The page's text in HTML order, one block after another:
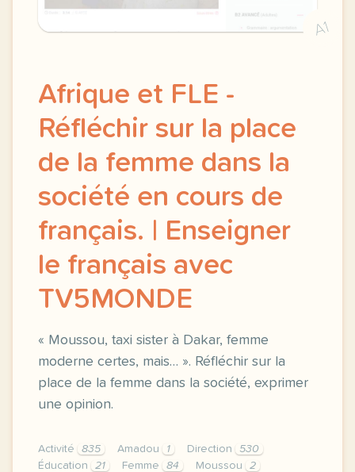
A1
Afrique et FLE -
Réfléchir sur la place
de la femme dans la
société en cours de
français. | Enseigner
le français avec
TV5MONDE
« Moussou, taxi sister à Dakar, femme
moderne certes, mais… ». Réfléchir sur la
place de la femme dans la société, exprimer
une opinion.
Activité 835 Amadou 1 Direction
530
Éducation
21 Femme 84 Moussou
2